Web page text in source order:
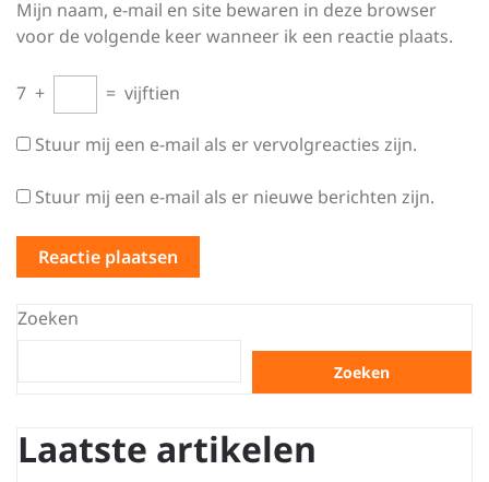
Mijn naam, e-mail en site bewaren in deze browser
voor de volgende keer wanneer ik een reactie plaats.
7 + = vijftien
Stuur mij een e-mail als er vervolgreacties zijn.
Stuur mij een e-mail als er nieuwe berichten zijn.
Zoeken
Zoeken
Laatste artikelen